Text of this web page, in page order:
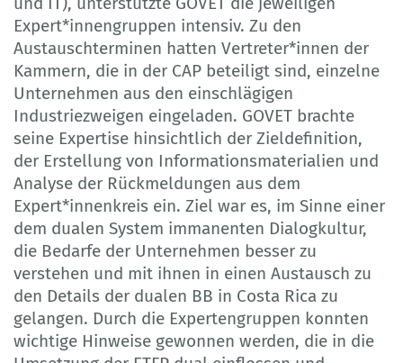
Expert*innengruppen intensiv. Zu den
Austauschterminen hatten Vertreter*innen der
Kammern, die in der CAP beteiligt sind, einzelne
Unternehmen aus den einschlägigen
Industriezweigen eingeladen. GOVET brachte
seine Expertise hinsichtlich der Zieldefinition,
der Erstellung von Informationsmaterialien und
Analyse der Rückmeldungen aus dem
Expert*innenkreis ein. Ziel war es, im Sinne einer
dem dualen System immanenten Dialogkultur,
die Bedarfe der Unternehmen besser zu
verstehen und mit ihnen in einen Austausch zu
den Details der dualen BB in Costa Rica zu
gelangen. Durch die Expertengruppen konnten
wichtige Hinweise gewonnen werden, die in die